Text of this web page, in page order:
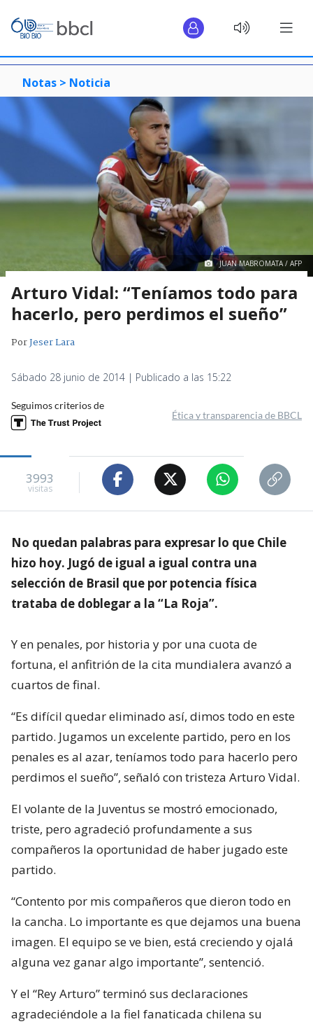
Notas > Noticia
JUAN MABROMATA / AFP
Arturo Vidal: “Teníamos todo para
hacerlo, pero perdimos el sueño”
PorJeser Lara
Sábado 28 junio de 2014 | Publicado a las 15:22
Seguimos criterios de
Ética y transparencia de BBCL
3993
visitas
No quedan palabras para expresar lo que Chile
hizo hoy. Jugó de igual a igual contra una
selección de Brasil que por potencia física
trataba de doblegar a la “La Roja”.
Y en penales, por historia y por una cuota de
fortuna, el anfitrión de la cita mundialera avanzó a
cuartos de final.
“Es difícil quedar eliminado así, dimos todo en este
partido. Jugamos un excelente partido, pero en los
penales es al azar, teníamos todo para hacerlo pero
perdimos el sueño”, señaló con tristeza Arturo Vidal.
El volante de la Juventus se mostró emocionado,
triste, pero agradeció profundamente a sus
compañeros la oportunidad de haber jugado este
partido.
“Contento por mis compañeros que dieron todo en
la cancha. Lo importante es que dejamos una buena
imagen. El equipo se ve bien, está creciendo y ojalá
alguna vez ganar algo importante”, sentenció.
Y el “Rey Arturo” terminó sus declaraciones
agradeciéndole a la fiel fanaticada chilena su